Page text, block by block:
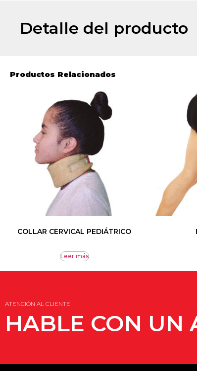
Detalle del producto
Productos Relacionados
COLLAR CERVICAL PEDIÁTRICO
Leer más
ATENCIÓN AL CLIENTE
HABLE CON UN